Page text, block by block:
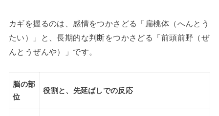
カギを握るのは、感情をつかさどる「扁桃体（へんとう
たい）」と、長期的な判断をつかさどる「前頭前野（ぜ
んとうぜんや）」です。
脳の部
位
役割と、先延ばしでの反応